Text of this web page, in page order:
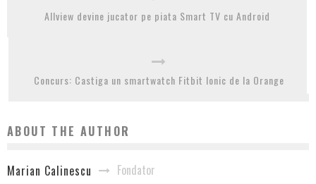
Allview devine jucator pe piata Smart TV cu Android
Concurs: Castiga un smartwatch Fitbit Ionic de la Orange
ABOUT THE AUTHOR
Marian Calinescu Fondator